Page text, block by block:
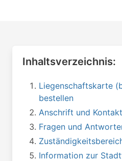
Inhaltsverzeichnis:
Liegenschaftskarte
bestellen
Anschrift und Kontakt
Fragen und
Information zur